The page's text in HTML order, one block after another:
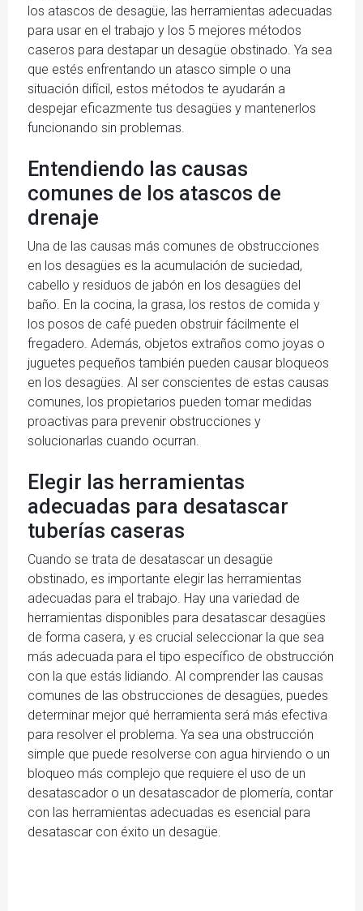
los atascos de desagüe, las herramientas adecuadas
para usar en el trabajo y los 5 mejores métodos
caseros para destapar un desagüe obstinado. Ya sea
que estés enfrentando un atasco simple o una
situación difícil, estos métodos te ayudarán a
despejar eficazmente tus desagües y mantenerlos
funcionando sin problemas.
Entendiendo las causas
comunes de los atascos de
drenaje
Una de las causas más comunes de obstrucciones
en los desagües es la acumulación de suciedad,
cabello y residuos de jabón en los desagües del
baño. En la cocina, la grasa, los restos de comida y
los posos de café pueden obstruir fácilmente el
fregadero. Además, objetos extraños como joyas o
juguetes pequeños también pueden causar bloqueos
en los desagües. Al ser conscientes de estas causas
comunes, los propietarios pueden tomar medidas
proactivas para prevenir obstrucciones y
solucionarlas cuando ocurran.
Elegir las herramientas
adecuadas para desatascar
tuberías caseras
Cuando se trata de desatascar un desagüe
obstinado, es importante elegir las herramientas
adecuadas para el trabajo. Hay una variedad de
herramientas disponibles para desatascar desagües
de forma casera, y es crucial seleccionar la que sea
más adecuada para el tipo específico de obstrucción
con la que estás lidiando. Al comprender las causas
comunes de las obstrucciones de desagües, puedes
determinar mejor qué herramienta será más efectiva
para resolver el problema. Ya sea una obstrucción
simple que puede resolverse con agua hirviendo o un
bloqueo más complejo que requiere el uso de un
desatascador o un desatascador de plomería, contar
con las herramientas adecuadas es esencial para
desatascar con éxito un desagüe.